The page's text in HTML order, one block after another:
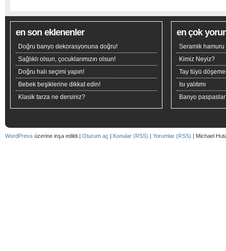
en son eklenenler
Doğru banyo dekorasyonuna doğru!
Sağlıklı olsun, çocuklarımızın olsun!
Doğru halı seçimi yapın!
Bebek beşiklerine dikkat edin!
Klasik tarza ne dersiniz?
en çok
Seramik hamuru
Kimiz Neyiz?
Tay tüyü
Isı yalıtımı
Banyo
WordPress üzerine inşa edildi | Oturum aç | Konular (RSS) | Yorumlar (RSS) | Michael